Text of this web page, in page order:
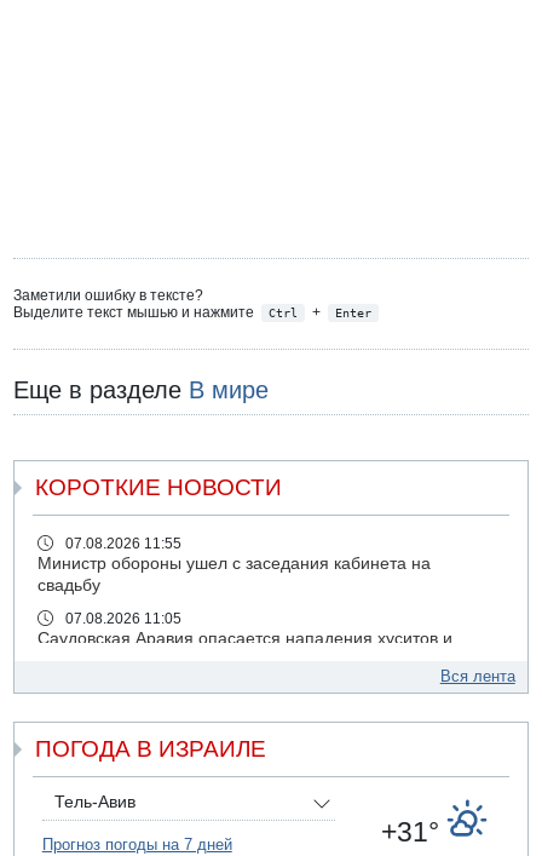
Заметили ошибку в тексте?
Выделите текст мышью и нажмите
Ctrl + Enter
Еще в разделе В мире
КОРОТКИЕ НОВОСТИ
07.08.2026 11:55
Министр обороны ушел с заседания кабинета на
свадьбу
07.08.2026 11:05
Саудовская Аравия опасается нападения хуситов и
07.08.2026 08:29
07.08.2026 08:29
Стрельба в школе Таиланда
07.08.2026 06:47
Недалеко от Бейт-Шемеша погиб велосипедист
Вся лента
ПОГОДА В ИЗРАИЛЕ
Тель-Авив
Прогноз погоды на 7 дней +31°